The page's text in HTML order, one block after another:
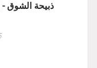
ذبيحة الشوق -